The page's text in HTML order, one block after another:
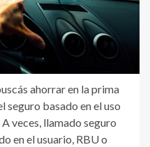
ahorrar en la prima
seguro basado en el uso
veces, llamado seguro
en el usuario, RBU o